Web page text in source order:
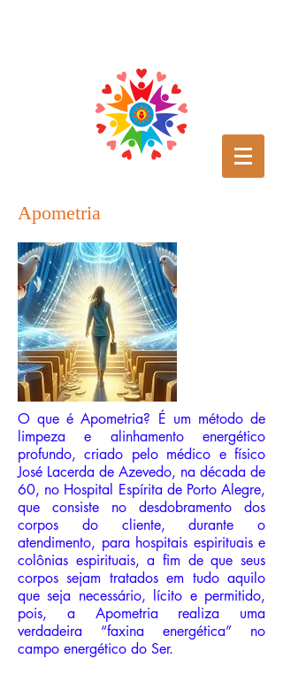
Apometria
O que é Apometria? É um método de
limpeza e alinhamento energético
profundo, criado pelo médico e físico
José Lacerda de Azevedo, na década de
60, no Hospital Espírita de Porto Alegre,
que consiste no desdobramento dos
corpos do cliente, durante o
atendimento, para hospitais espirituais e
colônias espirituais, a fim de que seus
corpos sejam tratados em tudo aquilo
que seja necessário, lícito e permitido,
pois, a Apometria realiza uma
verdadeira “faxina energética” no
campo energético do Ser.